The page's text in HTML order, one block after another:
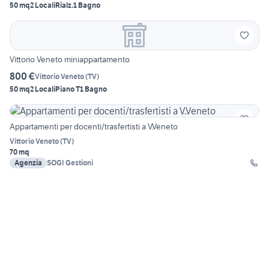
50 mq2 LocaliRialz.1 Bagno
Vittorio Veneto miniappartamento
800 €Vittorio Veneto(TV)
50 mq2 LocaliPiano T1 Bagno
Appartamenti per docenti/trasfertisti a V.Veneto
Vittorio Veneto(TV)
70 mq
Agenzia SOGI Gestioni